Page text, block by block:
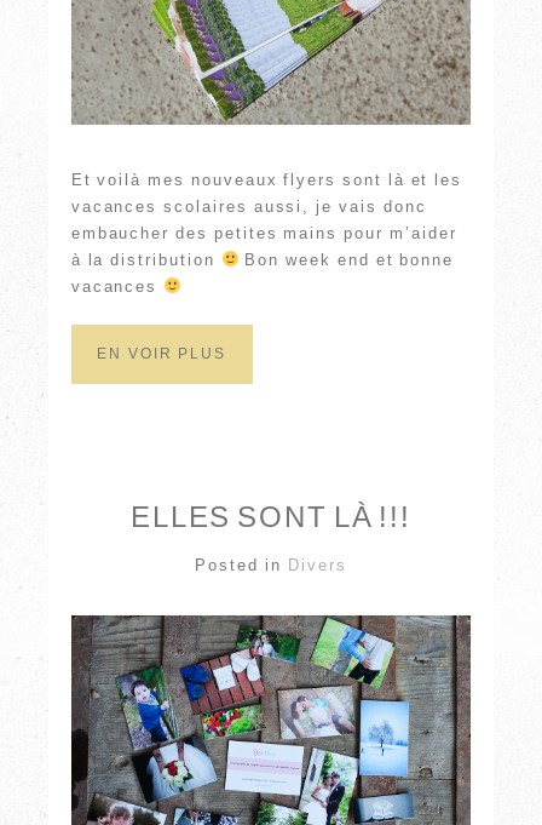
Et voilà mes nouveaux flyers sont là et les
vacances scolaires aussi, je vais donc
embaucher des petites mains pour m’aider
à la distribution
Bon week end et bonne
vacances
EN VOIR PLUS
ELLES SONT LÀ !!!
Posted in Divers